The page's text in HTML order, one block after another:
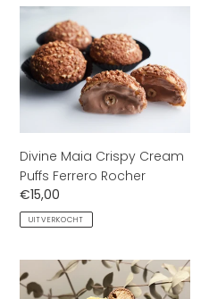
Divine
Maia
Crispy
Cream
Puffs
Ferrero
Rocher
Divine Maia Crispy Cream
Puffs Ferrero Rocher
Normale
prijs
€15,00
UITVERKOCHT
Divine
Maia